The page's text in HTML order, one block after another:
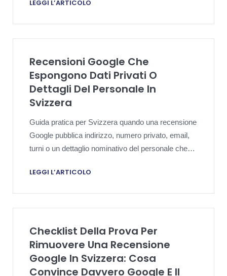
LEGGI L’ARTICOLO
Recensioni Google Che
Espongono Dati Privati O
Dettagli Del Personale In
Svizzera
Guida pratica per Svizzera quando una recensione
Google pubblica indirizzo, numero privato, email,
turni o un dettaglio nominativo del personale che
LEGGI L’ARTICOLO
Checklist Della Prova Per
Rimuovere Una Recensione
Google In Svizzera: Cosa
Convince Davvero Google E Il